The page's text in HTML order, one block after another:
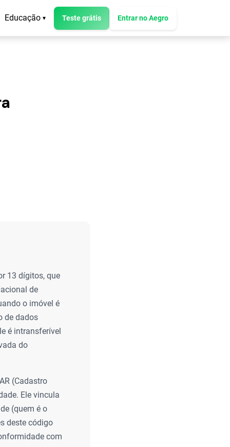
Educação ▾ Teste grátis Entrar no Aegro
13 dígitos, que
de
o imóvel é
de dados
é intransferível
do
(Cadastro
Ele vincula
(quem é o
deste código
com